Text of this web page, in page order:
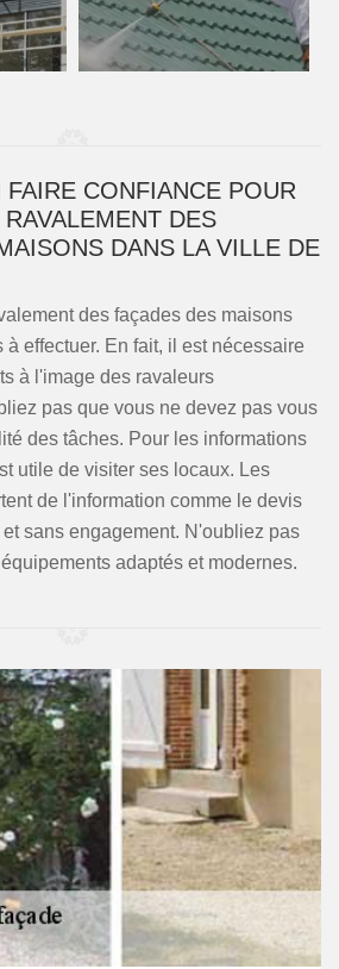
CONFIANCE POUR
DES
DANS LA VILLE DE
des façades des maisons
effectuer. En fait, il est nécessaire
à l'image des ravaleurs
pas que vous ne devez pas vous
des tâches. Pour les informations
utile de visiter ses locaux. Les
de l'information comme le devis
sans engagement. N'oubliez pas
adaptés et modernes.